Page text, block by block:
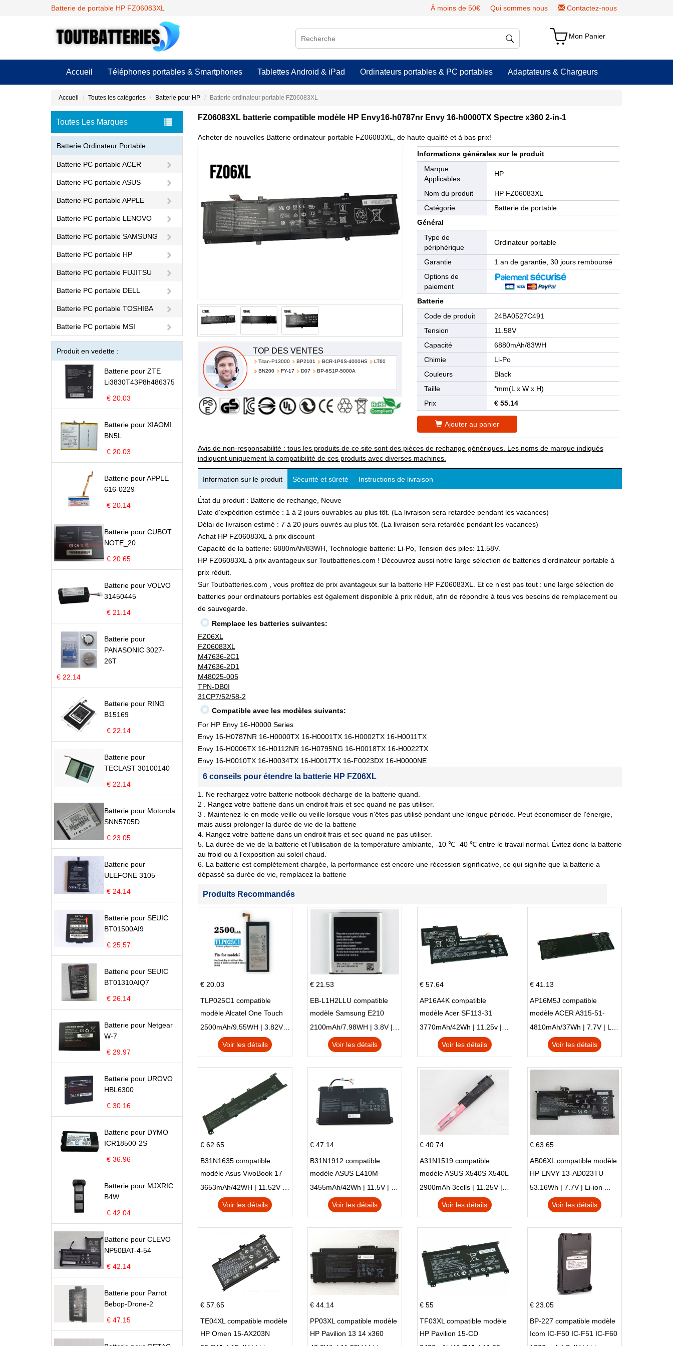
Batterie de portable HP FZ06083XL À moins de 50€ Qui sommes nous Contactez-nous
Mon Panier
Accueil Téléphones portables & Smartphones Tablettes Android & iPad Ordinateurs portables & PC portables Adaptateurs & Chargeurs
Accueil Toutes les catégories Batterie pour HP Batterie ordinateur portable FZ06083XL
Toutes Les Marques
Batterie Ordinateur Portable
Batterie PC portable ACER
Batterie PC portable ASUS
Batterie PC portable APPLE
Batterie PC portable LENOVO
Batterie PC portable SAMSUNG
Batterie PC portable HP
Batterie PC portable FUJITSU
Batterie PC portable DELL
Batterie PC portable TOSHIBA
Batterie PC portable MSI
Produit en vedette :
Batterie pour ZTE
Li3830T43P8h486375
€ 20.03
Batterie pour XIAOMI
BN5L
€ 20.03
Batterie pour APPLE
616-0229
€ 20.14
Batterie pour CUBOT
NOTE_20
€ 20.65
Batterie pour VOLVO
31450445
€ 21.14
Batterie pour
PANASONIC 3027-
26T
€ 22.14
Batterie pour RING
B15169
€ 22.14
Batterie pour
TECLAST 30100140
€ 22.14
Batterie pour Motorola
SNN5705D
€ 23.05
Batterie pour
ULEFONE 3105
€ 24.14
Batterie pour SEUIC
BT01500AI9
€ 25.57
Batterie pour SEUIC
BT01310AIQ7
€ 26.14
Batterie pour Netgear
W-7
€ 29.97
Batterie pour UROVO
HBL6300
€ 30.16
Batterie pour DYMO
ICR18500-2S
€ 36.96
Batterie pour MJXRIC
B4W
€ 42.04
Batterie pour CLEVO
NP50BAT-4-54
€ 42.14
Batterie pour Parrot
Bebop-Drone-2
€ 47.15
FZ06083XL batterie compatible modèle HP Envy16-h0787nr Envy 16-h0000TX Spectre x360 2-in-1
Acheter de nouvelles Batterie ordinateur portable FZ06083XL, de haute qualité et à bas prix!
TOP DES VENTES
Titan-P13000 BP2101 BCR-1P6S-4000HS
LT60
BN200
FY-17 D07 BP-6S1P-5000A
Informations générales sur le produit
Marque
Applicables
HP
Nom du produit
HP FZ06083XL
Catégorie
Batterie de portable
Général
Type de
périphérique
Ordinateur portable
Garantie
1 an de garantie, 30 jours remboursé
Options de
paiement
Batterie
Code de produit
24BA0527C491
Tension
11.58V
Capacité
6880mAh/83WH
Chimie
Li-Po
Couleurs
Black
Taille
*mm(L x W x H)
Prix
€55.14
Ajouter au panier
Avis de non-responsabilité : tous les produits de ce site sont des pièces de rechange génériques. Les noms de marque indiqués
indiquent uniquement la compatibilité de ces produits avec diverses machines.
Information sur le produit Sécurité et sûreté Instructions de livraison
État du produit : Batterie de rechange, Neuve
Date d'expédition estimée : 1 à 2 jours ouvrables au plus tôt. (La livraison sera retardée pendant les vacances)
Délai de livraison estimé : 7 à 20 jours ouvrés au plus tôt. (La livraison sera retardée pendant les vacances)
Achat HP FZ06083XL à prix discount
Capacité de la batterie: 6880mAh/83WH, Technologie batterie: Li-Po, Tension des piles: 11.58V.
HP FZ06083XL à prix avantageux sur Toutbatteries.com ! Découvrez aussi notre large sélection de batteries d’ordinateur portable à
prix réduit.
Sur Toutbatteries.com , vous profitez de prix avantageux sur la batterie HP FZ06083XL. Et ce n’est pas tout : une large sélection de
batteries pour ordinateurs portables est également disponible à prix réduit, afin de répondre à tous vos besoins de remplacement ou
de sauvegarde.
Remplace les batteries suivantes:
FZ06XL
FZ06083XL
M47636-2C1
M47636-2D1
M48025-005
TPN-DB0I
31CP7/52/58-2
Compatible avec les modèles suivants:
For HP Envy 16-H0000 Series
Envy 16-H0787NR 16-H0000TX 16-H0001TX 16-H0002TX 16-H0011TX
Envy 16-H0006TX 16-H0112NR 16-H0795NG 16-H0018TX 16-H0022TX
Envy 16-H0010TX 16-H0034TX 16-H0017TX 16-F0023DX 16-H0000NE
6 conseils pour étendre la batterie HP FZ06XL
1. Ne rechargez votre batterie notbook décharge de la batterie quand.
2 . Rangez votre batterie dans un endroit frais et sec quand ne pas utiliser.
3 . Maintenez-le en mode veille ou veille lorsque vous n'êtes pas utilisé pendant une longue période. Peut économiser de l'énergie,
mais aussi prolonger la durée de vie de la batterie
4. Rangez votre batterie dans un endroit frais et sec quand ne pas utiliser.
5. La durée de vie de la batterie et l'utilisation de la température ambiante, -10 ℃ -40 ℃ entre le travail normal. Évitez donc la batterie
au froid ou à l'exposition au soleil chaud.
6. La batterie est complètement chargée, la performance est encore une récession significative, ce qui signifie que la batterie a
dépassé sa durée de vie, remplacez la batterie
Produits Recommandés
€ 20.03
TLP025C1 compatible
modèle Alcatel One Touch
Pop 4 Plus OT-5056D
2500mAh/9.55WH | 3.82V | Li-ion ...
Voir les détails
€ 21.53
EB-L1H2LLU compatible
modèle Samsung E210
E210K i939
Voir les détails
€ 57.64
AP16A4K compatible
modèle Acer SF113-31
AO1-132 NE132
Voir les détails
€ 41.13
AP16M5J compatible
modèle ACER A315-51-
51SL N17Q1 SERIES
Voir les détails
€ 62.65
B31N1635 compatible
modèle Asus VivoBook 17
X705NC X705UA X705UV
X705UN X705UD
Voir les détails
€ 47.14
B31N1912 compatible
modèle ASUS E410M
E410MA L410MA
Voir les détails
€ 40.74
A31N1519 compatible
modèle ASUS X540S X540L
X540LA-SI302 X540SA
X540S
Voir les détails
€ 63.65
AB06XL compatible modèle
HP ENVY 13-AD023TU
HSTNN-DB8C 921438-855
TPN-I128
53.16Wh | 7.7V | Li-ion ...
Voir les détails
€ 57.65
TE04XL compatible modèle
HP Omen 15-AX203N
€ 44.14
PP03XL compatible modèle
HP Pavilion 13 14 x360
€ 55
TF03XL compatible modèle
HP Pavilion 15-CD
€ 23.05
BP-227 compatible modèle
Icom IC-F50 IC-F51 IC-F60